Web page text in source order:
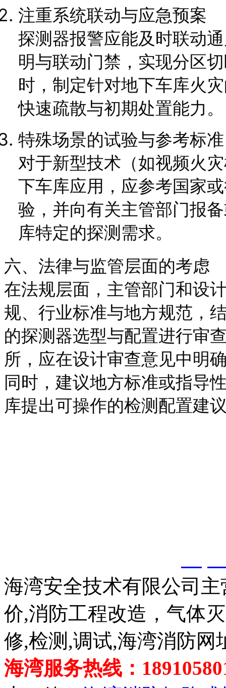
注重系统联动与应急预案
探测器报警应能及时联动
明与联动门禁，实现分区
时，制定针对地下车库火
快速疏散与初期处置能力。
特殊场景的试验与参考标准
对于新型技术（如视频火
下车库应用，应参考国家
验，并向有关主管部门报
库特定的探测需求。
六、法律与监管层面的考虑
在法规层面，主管部门和设
规、行业标准与地方规范，
的探测器选型与配置进行审
所，应在设计审查意见中明
同时，建议地方标准或指导
库提出可操作的检测配置建
海湾安全技术有限公司
价,消防工程改造，气体
修,检测,调试,海湾消防网
海湾服务热线：